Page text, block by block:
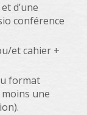
d’une
conférence
et cahier +
format
une